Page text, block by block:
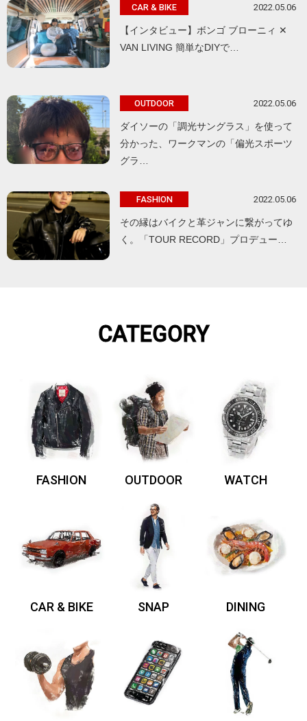
CAR & BIKE 2022.05.06
【インタビュー】ボンゴ ブローニィ ✕
VAN LIVING 簡単なDIYで…
OUTDOOR 2022.05.06
ダイソーの「調光サングラス」を使って
分かった、ワークマンの「偏光スポーツ
グラ…
FASHION 2022.05.06
その縁はバイクと革ジャンに繋がってゆ
く。「TOUR RECORD」プロデュー…
CATEGORY
FASHION OUTDOOR WATCH
CAR & BIKE SNAP DINING